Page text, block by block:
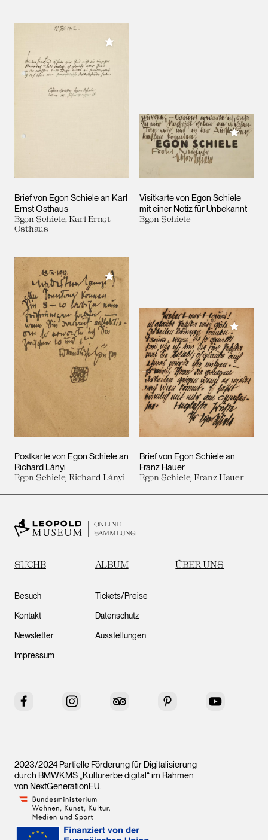
Brief von Egon Schiele an Karl
Ernst Osthaus
Egon Schiele, Karl Ernst
Osthaus
Meiner Sammlung hinzufügen
Visitkarte von Egon Schiele
mit einer Notiz für Unbekannt
Egon Schiele
Meiner
Postkarte von Egon Schiele an
Richard Lányi
Egon Schiele, Richard Lányi
Meiner Sammlung hinzufügen
Brief von Egon Schiele an
Franz Hauer
Egon Schiele, Franz Hauer
Meiner
ONLINE
SAMMLUNG
SUCHE ALBUM ÜBER UNS
Besuch
Kontakt
Newsletter
Impressum
Tickets/Preise
Datenschutz
Ausstellungen
Facebook Instagram Tripadvisor Pinterest YouTube
2023/2024 Partielle Förderung für Digitalisierung
durch BMWKMS „Kulturerbe digital“ im Rahmen
von NextGenerationEU.